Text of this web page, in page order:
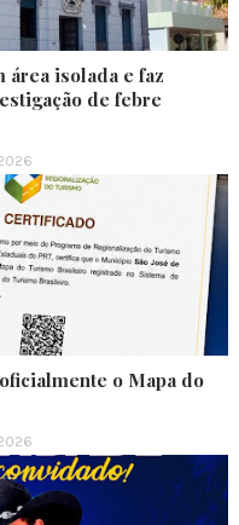
área isolada e faz
de febre
o Mapa do